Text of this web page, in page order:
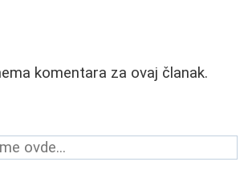
komentara za ovaj članak.